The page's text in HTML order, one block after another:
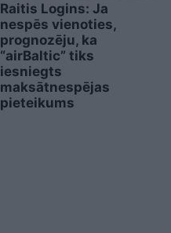
Raitis Logins: Ja
nespēs vienoties,
prognozēju, ka
“airBaltic” tiks
iesniegts
maksātnespējas
pieteikums